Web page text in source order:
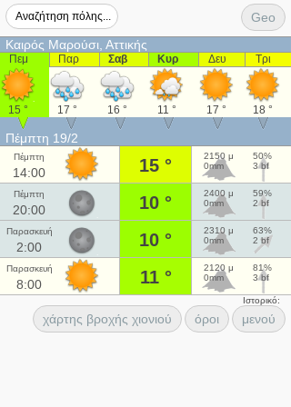
Geo
Καιρός Μαρούσι, Αττικής
Πεμ
15 °
Παρ
17 °
Σαβ
16 °
Κυρ
11 °
Δευ
17 °
Τρι
18 °
Πέμπτη 19/2
Πέμπτη
14:00 15 °
2150 μ
0mm
50%
3 bf
Πέμπτη
20:00 10 °
2400 μ
0mm
59%
2 bf
Παρασκευή
2:00 10 °
2310 μ
0mm
63%
2 bf
Παρασκευή
8:00 11 °
2120 μ
0mm
81%
3 bf
Ιστορικό:
χάρτης βροχής χιονιού όροι μενού